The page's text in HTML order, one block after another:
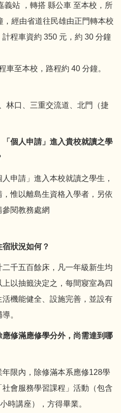
義站 ，轉搭 縣公車 至本校，所
，經由省道往民雄由正門轉本校
程車資約 350 元，約 30 分鐘
車至本校，路程約 40 分鐘。
林口、三重交流道、北門（捷
個人申請」進入貴校就讀之學
申請」進入本校就讀之學生，
惟以離島生資格入學者，另依
閱教務處網
狀況如何？
千五百餘床，凡一年級新生均
以抽籤決定之，每間寢室為四
活機能健全、設施完善，並設有
。
修滿應修學分外，尚需達到哪
限內，除修滿本系應修128學
會服務學習課程」活動（包含
時講座），方得畢業。